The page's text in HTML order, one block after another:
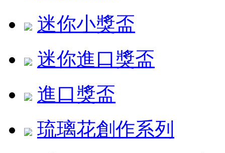
迷你小獎盃
迷你進口獎盃
進口獎盃
琉璃花創作系列